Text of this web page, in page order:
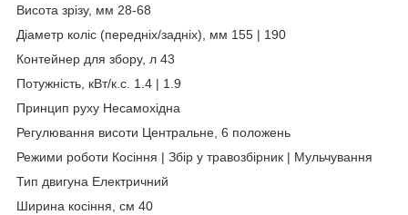
Висота зрізу, мм 28-68
Діаметр коліс (передніх/задніх), мм 155 | 190
Контейнер для збору, л 43
Потужність, кВт/к.с. 1.4 | 1.9
Принцип руху Несамохідна
Регулювання висоти Центральне, 6 положень
Режими роботи Косіння | Збір у травозбірник | Мульчування
Тип двигуна Електричний
Ширина косіння, см 40